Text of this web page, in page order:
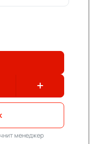
менеджер